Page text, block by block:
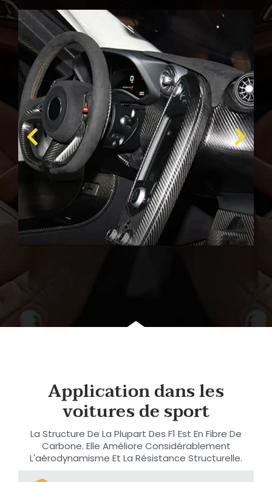
Application dans les
voitures de sport
La Structure De La Plupart Des F1 Est En Fibre De
Carbone. Elle Améliore Considérablement
L'aérodynamisme Et La Résistance Structurelle.